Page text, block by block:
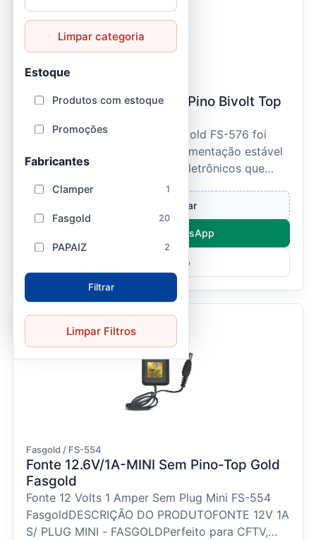
Limpar categoria
Estoque
Produtos com estoque
Promoções
Fabricantes
Clamper 1
Fasgold 20
PAPAIZ 2
Filtrar
Limpar Filtros
Fonte 12,8V 2A Mini Sem Pino Bivolt Top
A Fonte de Alimentação Top Gold FS-576 foi
desenvolvida para fornecer alimentação estável
e segura para equipamentos eletrônicos que
operam em 12,8...
Entrar e comprar
Compre pelo WhatsApp
Ver Produto
Fasgold / FS-554
Fonte 12.6V/1A-MINI Sem Pino-Top Gold
Fasgold
Fonte 12 Volts 1 Amper Sem Plug Mini FS-554
FasgoldDESCRIÇÃO DO PRODUTOFONTE 12V 1A
S/ PLUG MINI - FASGOLDPerfeito para CFTV,